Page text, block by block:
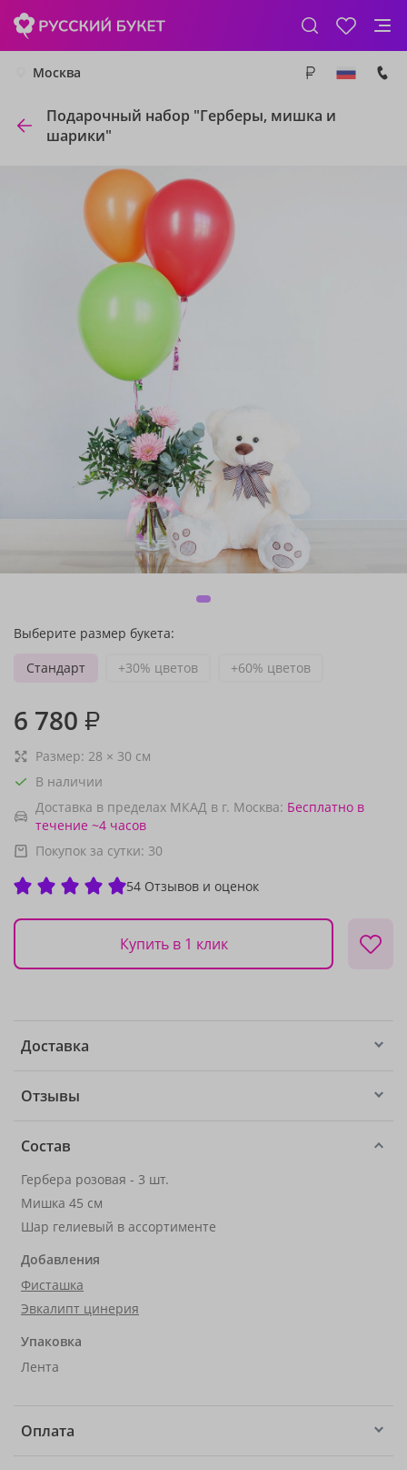
Москва
Подарочный набор "Герберы, мишка и
шарики"
Выберите размер букета:
Стандарт
+30% цветов +60% цветов
6 780 ₽
Размер: 28 × 30 см
В наличии
Доставка в пределах МКАД в г. Москва: Бесплатно в
течение ~4 часов
Покупок за сутки: 30
54 Отзывов и оценок
Купить в 1 клик
Доставка
Отзывы
Состав
Гербера розовая - 3 шт.
Мишка 45 см
Шар гелиевый в ассортименте
Добавления
Фисташка
Эвкалипт цинерия
Упаковка
Лента
Оплата